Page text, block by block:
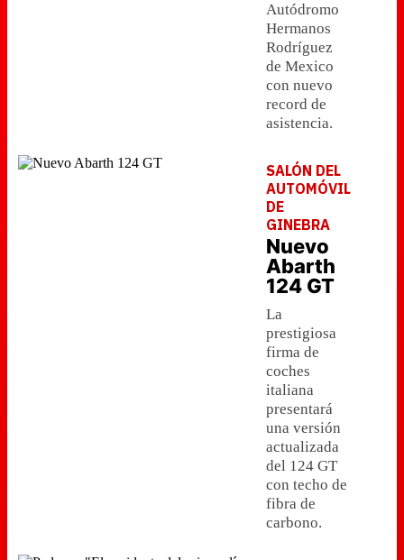
Autódromo
Hermanos
Rodríguez
de Mexico
con nuevo
record de
asistencia.
SALÓN DEL
AUTOMÓVIL
DE
GINEBRA
Nuevo
Abarth
124 GT
La
prestigiosa
firma de
coches
italiana
presentará
una versión
actualizada
del 124 GT
con techo de
fibra de
carbono.